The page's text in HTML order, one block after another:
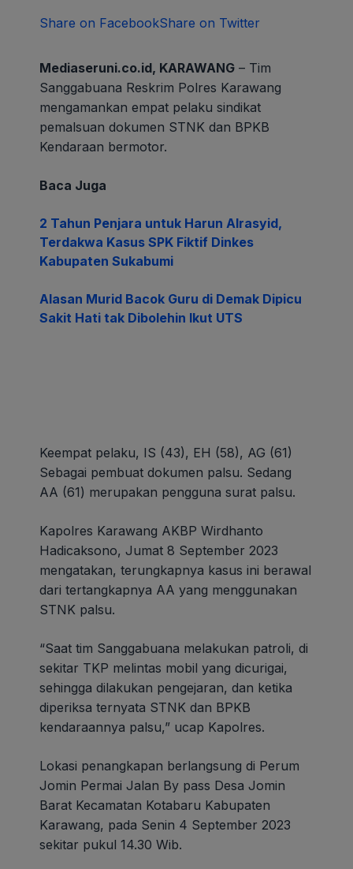
Share on FacebookShare on Twitter
Mediaseruni.co.id, KARAWANG – Tim
Sanggabuana Reskrim Polres Karawang
mengamankan empat pelaku sindikat
pemalsuan dokumen STNK dan BPKB
Kendaraan bermotor.
Baca Juga
2 Tahun Penjara untuk Harun Alrasyid,
Terdakwa Kasus SPK Fiktif Dinkes
Kabupaten Sukabumi
Alasan Murid Bacok Guru di Demak Dipicu
Sakit Hati tak Dibolehin Ikut UTS
Keempat pelaku, IS (43), EH (58), AG (61)
Sebagai pembuat dokumen palsu. Sedang
AA (61) merupakan pengguna surat palsu.
Kapolres Karawang AKBP Wirdhanto
Hadicaksono, Jumat 8 September 2023
mengatakan, terungkapnya kasus ini berawal
dari tertangkapnya AA yang menggunakan
STNK palsu.
“Saat tim Sanggabuana melakukan patroli, di
sekitar TKP melintas mobil yang dicurigai,
sehingga dilakukan pengejaran, dan ketika
diperiksa ternyata STNK dan BPKB
kendaraannya palsu,” ucap Kapolres.
Lokasi penangkapan berlangsung di Perum
Jomin Permai Jalan By pass Desa Jomin
Barat Kecamatan Kotabaru Kabupaten
Karawang, pada Senin 4 September 2023
sekitar pukul 14.30 Wib.